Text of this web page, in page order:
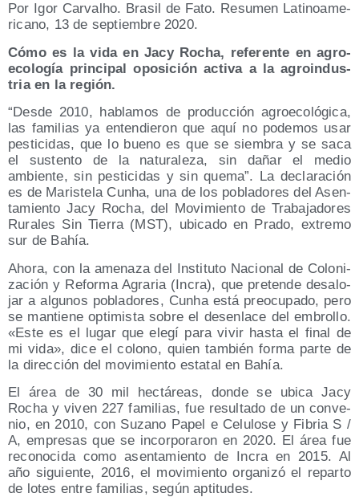
Por Igor Car­valho. Bra­sil de Fato. Resu­men Lati­no­ame­
ri­cano, 13 de sep­tiem­bre 2020.
Cómo es la vida en Jacy Rocha, refe­ren­te en agro­
eco­lo­gía prin­ci­pal opo­si­ción acti­va a la agro­in­dus­
tria en la región.
“Des­de 2010, habla­mos de pro­duc­ción agro­eco­ló­gi­ca,
las fami­lias ya enten­die­ron que aquí no pode­mos usar
pes­ti­ci­das, que lo bueno es que se siem­bra y se saca
el sus­ten­to de la natu­ra­le­za, sin dañar el medio
ambien­te, sin pes­ti­ci­das y sin que­ma”. La decla­ra­ción
es de Maris­te­la Cunha, una de los pobla­do­res del Asen­
ta­mien­to Jacy Rocha, del Movi­mien­to de Tra­ba­ja­do­res
Rura­les Sin Tie­rra (MST), ubi­ca­do en Pra­do, extre­mo
sur de Bahía.
Aho­ra, con la ame­na­za del Ins­ti­tu­to Nacio­nal de Colo­ni­
za­ción y Refor­ma Agra­ria (Incra), que pre­ten­de des­alo­
jar a algu­nos pobla­do­res, Cunha está preo­cu­pa­do, pero
se man­tie­ne opti­mis­ta sobre el des­en­la­ce del embro­llo.
«Este es el lugar que ele­gí para vivir has­ta el final de
mi vida», dice el colono, quien tam­bién for­ma par­te de
la direc­ción del movi­mien­to esta­tal en Bahía.
El área de 30 mil hec­tá­reas, don­de se ubi­ca Jacy
Rocha y viven 227 fami­lias, fue resul­ta­do de un con­ve­
nio, en 2010, con Suzano Papel e Celu­lo­se y Fibria S /​
A, empre­sas que se incor­po­ra­ron en 2020. El área fue
reco­no­ci­da como asen­ta­mien­to de Incra en 2015. Al
año siguien­te, 2016, el movi­mien­to orga­ni­zó el repar­to
de lotes entre fami­lias, según aptitudes.